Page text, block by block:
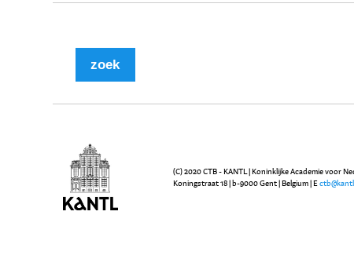
(C) 2020 CTB - KANTL | Koninklijke Academie voor
Koningstraat 18 | b-9000 Gent | Belgium | E